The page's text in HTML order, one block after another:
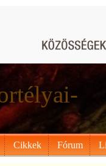
Cikkek Fórum